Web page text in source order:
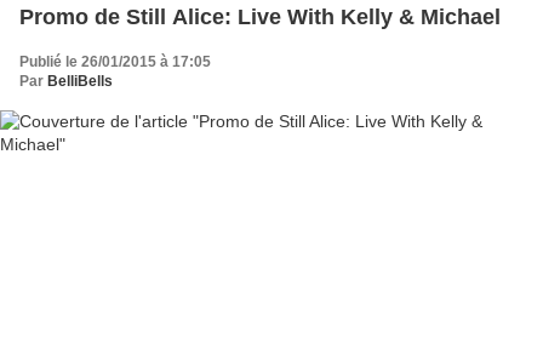
Promo de Still Alice: Live With Kelly & Michael
Publié le 26/01/2015 à 17:05
Par BelliBells